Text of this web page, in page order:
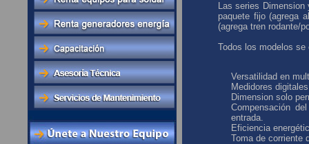
Las series
paquete fijo (agrega
(agrega tren rodante/
Todos los modelos se
Versatilidad en
Medidores
Dimension solo
Compensación
entrada.
Eficiencia
Toma de corriente